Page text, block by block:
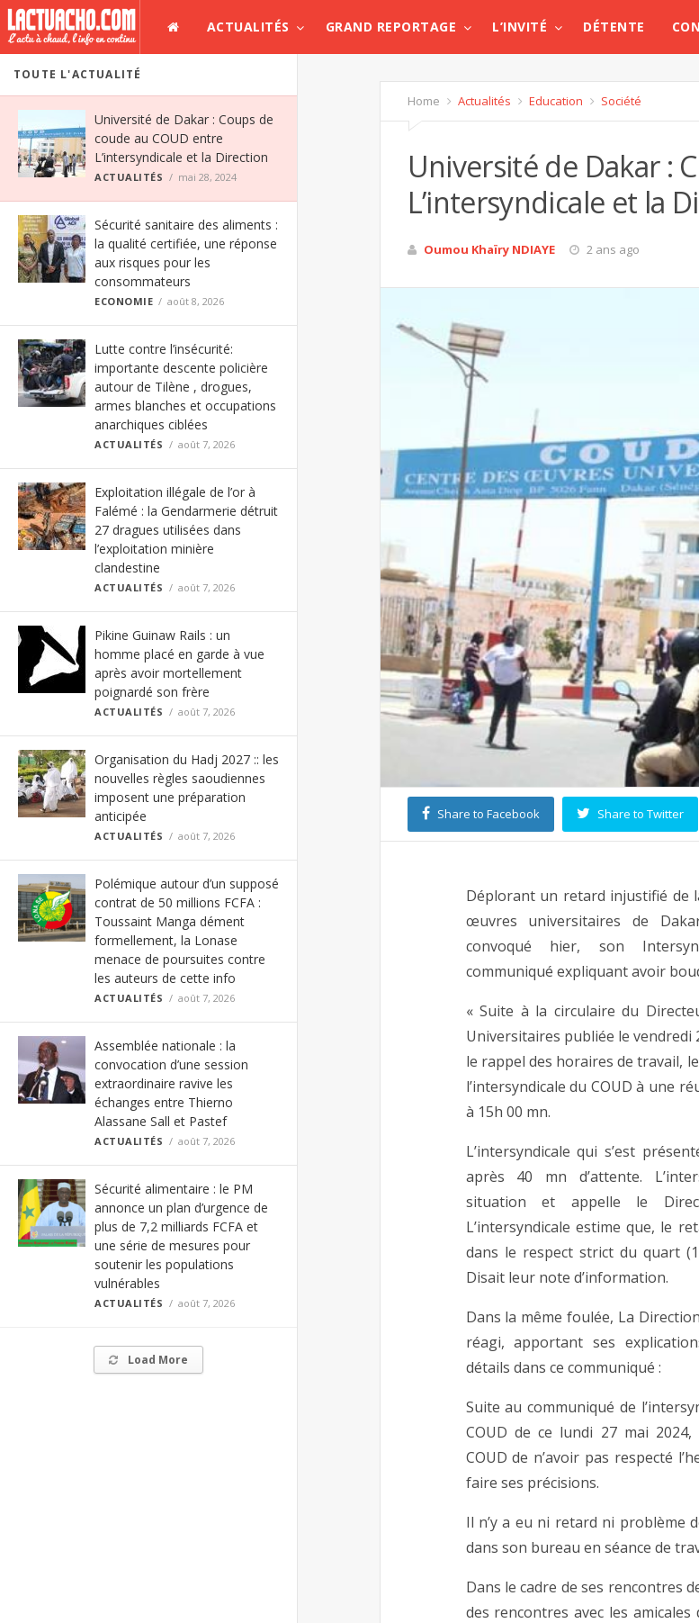
ACTUALITÉS GRAND REPORTAGE L’INVITÉ DÉTENTE
TOUTE L'ACTUALITÉ
Université de Dakar : Coups de
coude au COUD entre
L’intersyndicale et la Direction
ACTUALITÉS mai 28, 2024
Sécurité sanitaire des aliments :
la qualité certifiée, une réponse
aux risques pour les
consommateurs
ECONOMIE août 8, 2026
Lutte contre l’insécurité:
importante descente policière
autour de Tilène , drogues,
armes blanches et occupations
anarchiques ciblées
ACTUALITÉS août 7, 2026
Exploitation illégale de l’or à
Falémé : la Gendarmerie détruit
27 dragues utilisées dans
l’exploitation minière
clandestine
ACTUALITÉS août 7, 2026
Pikine Guinaw Rails : un
homme placé en garde à vue
après avoir mortellement
poignardé son frère
ACTUALITÉS août 7, 2026
Organisation du Hadj 2027 :: les
nouvelles règles saoudiennes
imposent une préparation
anticipée
ACTUALITÉS août 7, 2026
Polémique autour d’un supposé
contrat de 50 millions FCFA :
Toussaint Manga dément
formellement, la Lonase
menace de poursuites contre
les auteurs de cette info
ACTUALITÉS août 7, 2026
Assemblée nationale : la
convocation d’une session
extraordinaire ravive les
échanges entre Thierno
Alassane Sall et Pastef
ACTUALITÉS août 7, 2026
Sécurité alimentaire : le PM
annonce un plan d’urgence de
plus de 7,2 milliards FCFA et
une série de mesures pour
soutenir les populations
vulnérables
ACTUALITÉS août 7, 2026
Load More
Home Actualités Education Société
Université de Dakar :
L’intersyndicale et la
Oumou Khaïry NDIAYE 2 ans ago
Share to Facebook Share to Twitter
Déplorant un retard injustifié de
œuvres universitaires de
convoqué hier, son
communiqué expliquant avoir
« Suite à la circulaire du
Universitaires publiée le
le rappel des horaires de travail,
l’intersyndicale du COUD à une
à 15h 00 mn.
L’intersyndicale qui s’est
après 40 mn d’attente.
situation et appelle le
L’intersyndicale estime que, le
dans le respect strict du quart
Disait leur note d’information.
Dans la même foulée, La
réagi, apportant ses
détails dans ce communiqué :
Suite au communiqué de
COUD de ce lundi 27 mai
COUD de n’avoir pas respecté
faire ses précisions.
Il n’y a eu ni retard ni problème
dans son bureau en séance de
Dans le cadre de ses rencontres
des rencontres avec les